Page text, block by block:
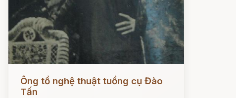
Đọc ngay
Ông tổ nghệ thuật tuồng cụ Đào
Tấn